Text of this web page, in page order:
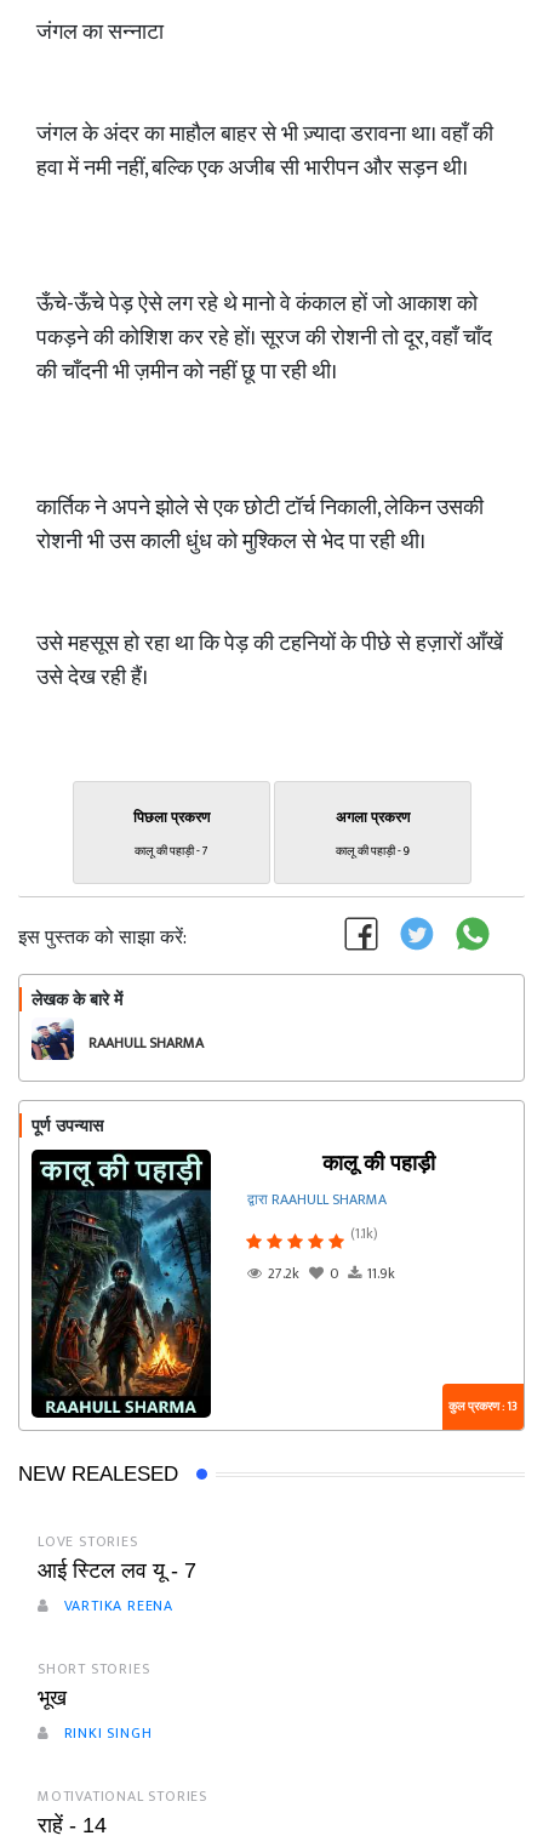
जंगल का सन्नाटा
जंगल के अंदर का माहौल बाहर से भी ज़्यादा डरावना था। वहाँ की
हवा में नमी नहीं, बल्कि एक अजीब सी भारीपन और सड़न थी।
ऊँचे-ऊँचे पेड़ ऐसे लग रहे थे मानो वे कंकाल हों जो आकाश को
पकड़ने की कोशिश कर रहे हों। सूरज की रोशनी तो दूर, वहाँ चाँद
की चाँदनी भी ज़मीन को नहीं छू पा रही थी।
कार्तिक ने अपने झोले से एक छोटी टॉर्च निकाली, लेकिन उसकी
रोशनी भी उस काली धुंध को मुश्किल से भेद पा रही थी।
उसे महसूस हो रहा था कि पेड़ की टहनियों के पीछे से हज़ारों आँखें
उसे देख रही हैं।
पिछला प्रकरण
कालू की पहाड़ी - 7
अगला प्रकरण
कालू की पहाड़ी - 9
इस पुस्तक को साझा करें:
लेखक के बारे में
RAAHULL SHARMA
पूर्ण उपन्यास
कालू की पहाड़ी
द्वारा RAAHULL SHARMA
(1.1k)
27.2k
0 11.9k
कुल प्रकरण : 13
NEW REALESED
LOVE STORIES
आई स्टिल लव यू - 7
VARTIKA REENA
SHORT STORIES
भूख
RINKI SINGH
MOTIVATIONAL STORIES
राहें - 14